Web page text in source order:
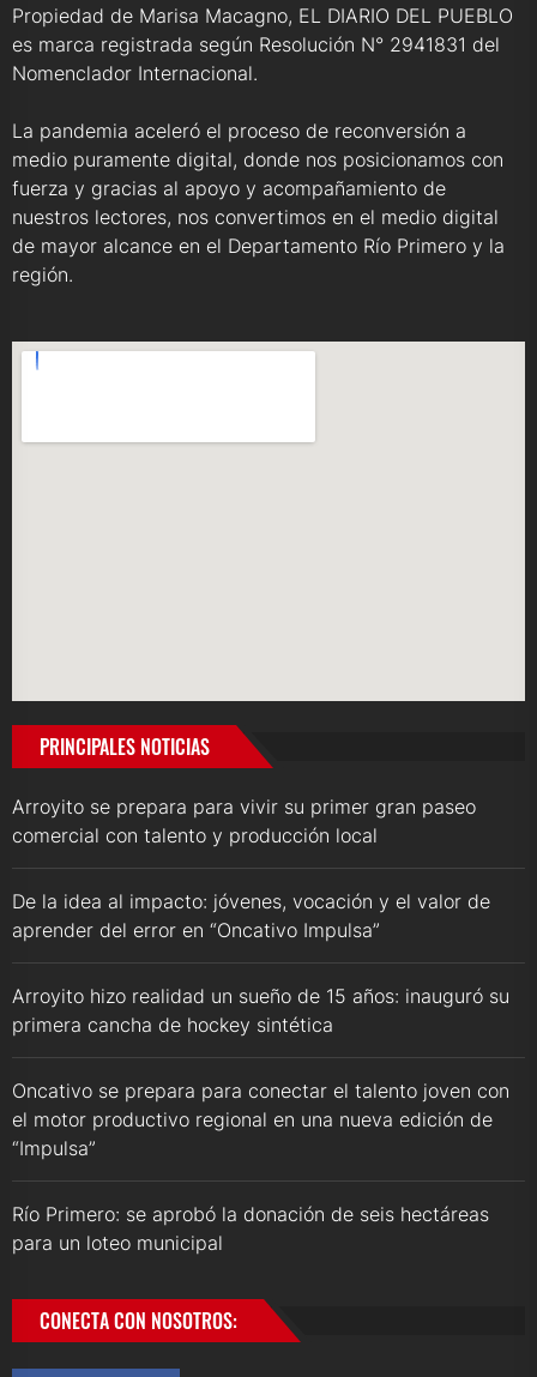
Propiedad de Marisa Macagno, EL DIARIO DEL PUEBLO
es marca registrada según Resolución N° 2941831 del
Nomenclador Internacional.
La pandemia aceleró el proceso de reconversión a
medio puramente digital, donde nos posicionamos con
fuerza y gracias al apoyo y acompañamiento de
nuestros lectores, nos convertimos en el medio digital
de mayor alcance en el Departamento Río Primero y la
región.
PRINCIPALES NOTICIAS
Arroyito se prepara para vivir su primer gran paseo
comercial con talento y producción local
De la idea al impacto: jóvenes, vocación y el valor de
aprender del error en “Oncativo Impulsa”
Arroyito hizo realidad un sueño de 15 años: inauguró su
primera cancha de hockey sintética
Oncativo se prepara para conectar el talento joven con
el motor productivo regional en una nueva edición de
“Impulsa”
Río Primero: se aprobó la donación de seis hectáreas
para un loteo municipal
CONECTA CON NOSOTROS: